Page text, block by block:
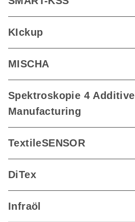
KIckup
MISCHA
Spektroskopie 4 Additive
Manufacturing
TextileSENSOR
DiTex
Infraöl